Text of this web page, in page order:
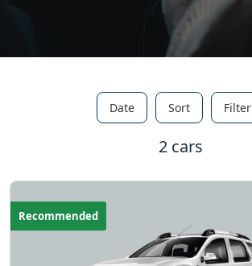
Date Sort Filter
2 cars
Recommended